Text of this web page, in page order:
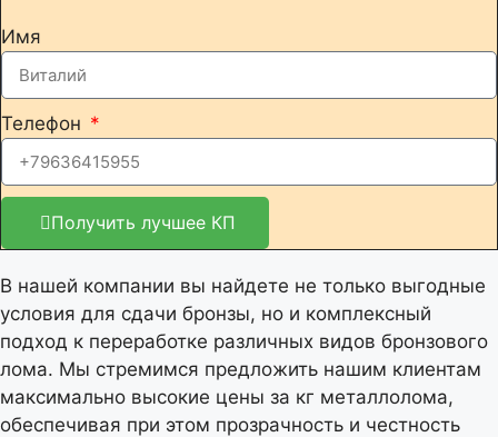
Имя
Телефон
Получить лучшее КП
В нашей компании вы найдете не только выгодные
условия для сдачи бронзы, но и комплексный
подход к переработке различных видов бронзового
лома. Мы стремимся предложить нашим клиентам
максимально высокие цены за кг металлолома,
обеспечивая при этом прозрачность и честность